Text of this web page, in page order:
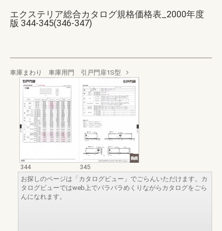
エクステリア総合カタログ規格価格表_2000年度
版 344-345(346-347)
車庫まわり 車庫用門 引戸門扉1S型
344
345
お探しのページは「カタログビュー」でごらんいただけます。カ
タログビューではweb上でパラパラめくりながらカタログをごら
んになれます。